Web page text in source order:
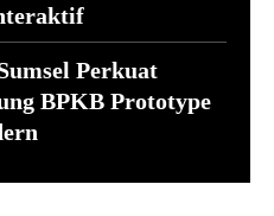
Perkuat
BPKB Prototype